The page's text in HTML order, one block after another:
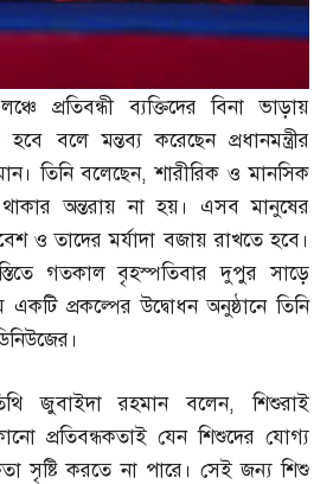
প্রতিবন্ধী ব্যক্তিদের বিনা ভাড়ায়
বলে মন্তব্য করেছেন প্রধানমন্ত্রীর
তিনি বলেছেন,শারীরিক ও মানসিক
থাকার অন্তরায় না হয়। এসব মানুষের
ও তাদের মর্যাদা বজায় রাখতে হবে।
গতকাল বৃহস্পতিবার দুপুর সাড়ে
একটি প্রকল্পের উদ্বোধন অনুষ্ঠানে তিনি
জুবাইদা রহমান বলেন,শিশুরাই
প্রতিবন্ধকতাই যেন শিশুদের যোগ্য
সৃষ্টি করতে না পারে। সেই জন্য শিশু